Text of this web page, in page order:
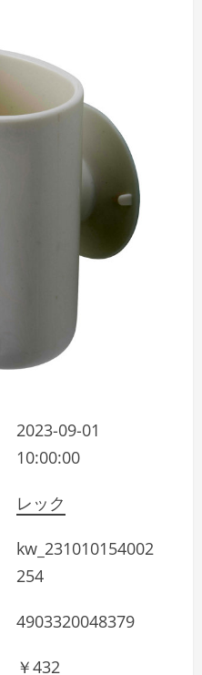
2023-09-01
10:00:00
レック
kw_231010154002
254
4903320048379
￥432